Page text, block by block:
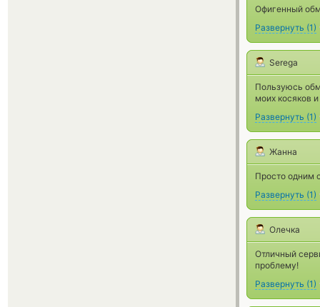
Офигенный
Развернуть (1)
Serega
Пользуюсь
моих косяков
Развернуть (1)
Жанна
Просто одним
Развернуть (1)
Олечка
Отличный
проблему!
Развернуть (1)